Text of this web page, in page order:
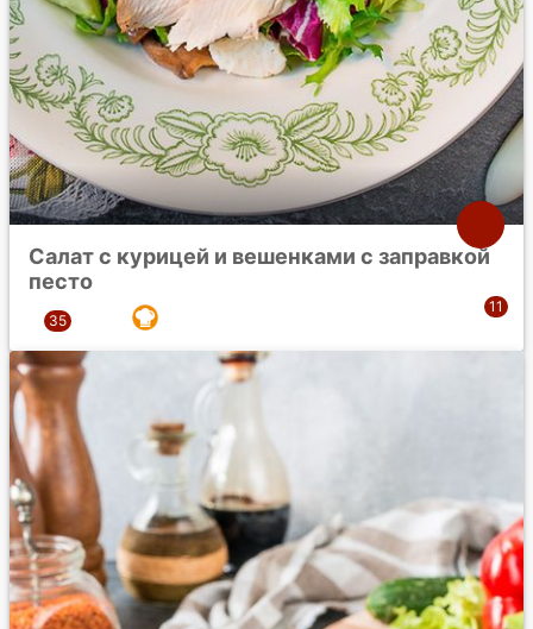
Салат с курицей и вешенками с заправкой
песто